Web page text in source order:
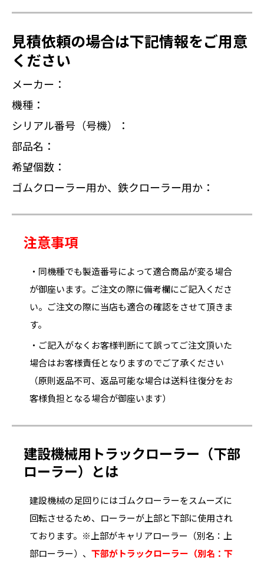
見積依頼の場合は下記情報をご用意
ください
メーカー：
機種：
シリアル番号（号機）：
部品名：
希望個数：
ゴムクローラー用か、鉄クローラー用か：
注意事項
・同機種でも製造番号によって適合商品が変る場合
が御座います。ご注文の際に備考欄にご記入くださ
い。ご注文の際に当店も適合の確認をさせて頂きま
す。
・ご記入がなくお客様判断にて誤ってご注文頂いた
場合はお客様責任となりますのでご了承ください
（原則返品不可、返品可能な場合は送料往復分をお
客様負担となる場合が御座います）
建設機械用トラックローラー（下部
ローラー）とは
建設機械の足回りにはゴムクローラーをスムーズに
回転させるため、ローラーが上部と下部に使用され
ております。※上部がキャリアローラー（別名：上
部ローラー）、 下部がトラックローラー（別名：下